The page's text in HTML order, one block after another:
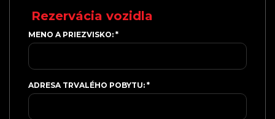
Rezervácia vozidla
MENO A PRIEZVISKO: *
ADRESA TRVALÉHO POBYTU: *